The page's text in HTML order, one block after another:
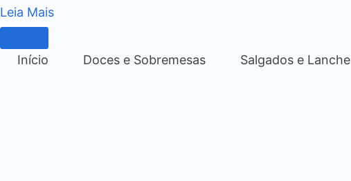
Leia Mais
Início Doces e Sobremesas Salgados e